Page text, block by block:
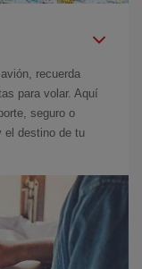
recuerda
para volar. Aquí
seguro o
el destino de tu